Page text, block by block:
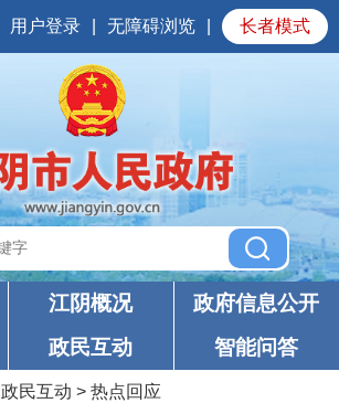
用户登录 无障碍浏览 长者模式
江阴概况
政府信息公开
政民互动 智能问答
政民互动 > 热点回应